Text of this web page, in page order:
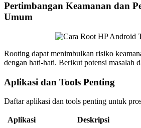
Pertimbangan Keamanan dan
Umum
Rooting dapat menimbulkan risiko
dengan hati-hati. Berikut potensi masalah
Aplikasi dan Tools Penting
Daftar aplikasi dan tools penting untuk
Aplikasi Deskripsi